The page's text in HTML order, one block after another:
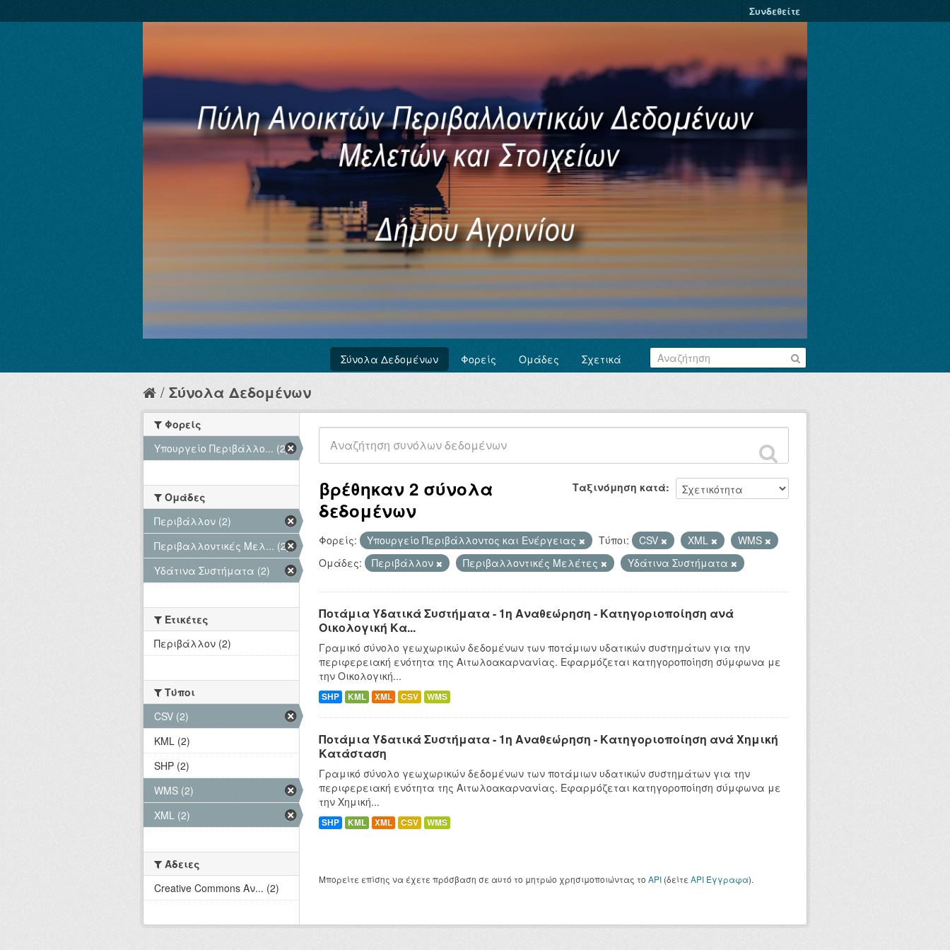
Συνδεθείτε
Σύνολα Δεδομένων Φορείς Ομάδες Σχετικά
Σύνολα Δεδομένων
Ταξινόμηση κατά
βρέθηκαν 2 σύνολα
δεδομένων
Φορείς: Υπουργείο Περιβάλλοντος και Ενέργειας Τύποι: CSV XML
WMS
Ομάδες:
Περιβάλλον Περιβαλλοντικές Μελέτες Υδάτινα Συστήματα
Ποτάμια Υδατικά Συστήματα - 1η Αναθεώρηση - Κατηγοριοποίηση ανά
Οικολογική Κα...
Γραμικό σύνολο γεωχωρικών δεδομένων των ποτάμιων υδατικών συστημάτων για την
περιφερειακή ενότητα της Αιτωλοακαρνανίας. Εφαρμόζεται κατηγοροποίηση σύμφωνα με
την Οικολογική...
SHP KML XML CSV WMS
Ποτάμια Υδατικά Συστήματα - 1η Αναθεώρηση - Κατηγοριοποίηση ανά Χημική
Κατάσταση
Γραμικό σύνολο γεωχωρικών δεδομένων των ποτάμιων υδατικών συστημάτων για την
περιφερειακή ενότητα της Αιτωλοακαρνανίας. Εφαρμόζεται κατηγοροποίηση σύμφωνα με
την Χημική...
SHP KML XML CSV WMS
Μπορείτε επίσης να έχετε πρόσβαση σε αυτό το μητρώο χρησιμοποιώντας το API (δείτε API Έγγραφα).
Φορείς
Υπουργείο Περιβάλλο... (2)
Ομάδες
Περιβάλλον (2)
Περιβαλλοντικές Μελ... (2)
Υδάτινα Συστήματα (2)
Ετικέτες
Περιβάλλον (2)
Τύποι
CSV (2)
KML (2)
SHP (2)
WMS (2)
XML (2)
Άδειες
Creative Commons Αν... (2)